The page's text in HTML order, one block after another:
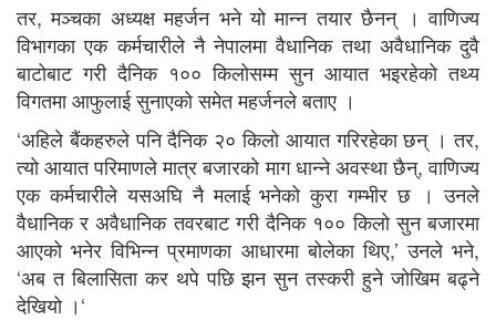
तर, मञ्चका अध्यक्ष महर्जन भने यो मान्न तयार छैनन् । वाणिज्य
विभागका एक कर्मचारीले नै नेपालमा वैधानिक तथा अवैधानिक दुवै
बाटोबाट गरी दैनिक १०० किलोसम्म सुन आयात भइरहेको तथ्य
विगतमा आफुलाई सुनाएको समेत महर्जनले बताए ।
‘अहिले बैंकहरुले पनि दैनिक २० किलो आयात गरिरहेका छन् । तर,
त्यो आयात परिमाणले मात्र बजारको माग धान्ने अवस्था छैन्, वाणिज्य
एक कर्मचारीले यसअघि नै मलाई भनेको कुरा गम्भीर छ । उनले
वैधानिक र अवैधानिक तवरबाट गरी दैनिक १०० किलो सुन बजारमा
आएको भनेर विभिन्न प्रमाणका आधारमा बोलेका थिए,’ उनले भने,
‘अब त बिलासिता कर थपे पछि झन सुन तस्करी हुने जोखिम बढ्ने
देखियो ।‘